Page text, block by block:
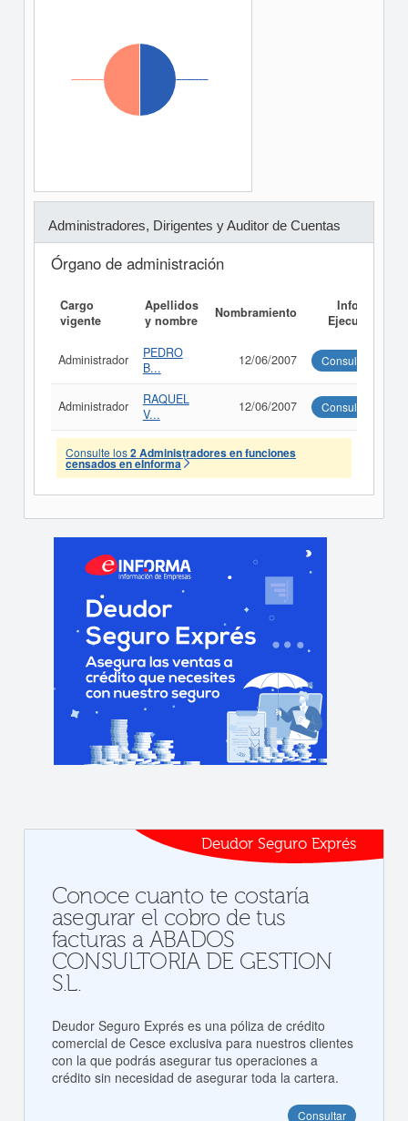
Administradores, Dirigentes y Auditor de Cuentas
Órgano de administración
Cargo
vigente
Apellidos
y nombre
Nombramiento
Informe
Ejecutivo
Administrador
PEDRO
B...
12/06/2007 Consultar
Administrador
RAQUEL
V...
12/06/2007 Consultar
Consulte los2 Administradores en funciones
censados en eInforma
Deudor Seguro Exprés
Conoce cuanto te costaría
asegurar el cobro de tus
facturas a ABADOS
CONSULTORIA DE GESTION
S.L.
Deudor Seguro Exprés es una póliza de crédito
comercial de Cesce exclusiva para nuestros clientes
con la que podrás asegurar tus operaciones a
crédito sin necesidad de asegurar toda la cartera.
Consultar